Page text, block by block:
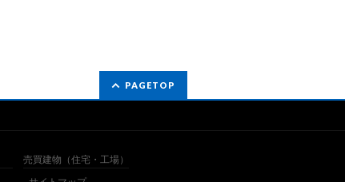
PAGETOP
売買建物（住宅・工場）